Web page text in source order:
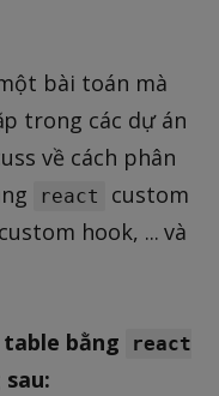
bài toán mà
trong các dự án
về cách phân
react
custom
hook, ... và
bằng
react